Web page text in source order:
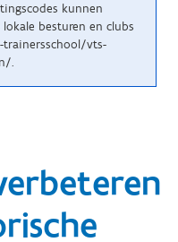
kunnen
besturen en clubs
trainersschool/vts-
.